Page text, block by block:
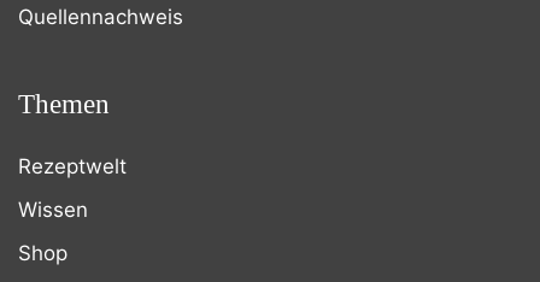
Quellennachweis
Themen
Rezeptwelt
Wissen
Shop